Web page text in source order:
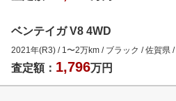
ベンテイガ V8 4WD
2021年(R3) / 1 〜2万km / ブラック /佐賀県 /
査定額： 1,796万円